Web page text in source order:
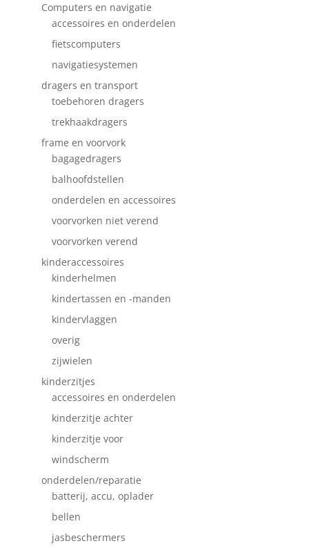
Computers en navigatie
accessoires en onderdelen
fietscomputers
navigatiesystemen
dragers en transport
toebehoren dragers
trekhaakdragers
frame en voorvork
bagagedragers
balhoofdstellen
onderdelen en accessoires
voorvorken niet verend
voorvorken verend
kinderaccessoires
kinderhelmen
kindertassen en -manden
kindervlaggen
overig
zijwielen
kinderzitjes
accessoires en onderdelen
kinderzitje achter
kinderzitje voor
windscherm
onderdelen/reparatie
batterij, accu, oplader
bellen
jasbeschermers